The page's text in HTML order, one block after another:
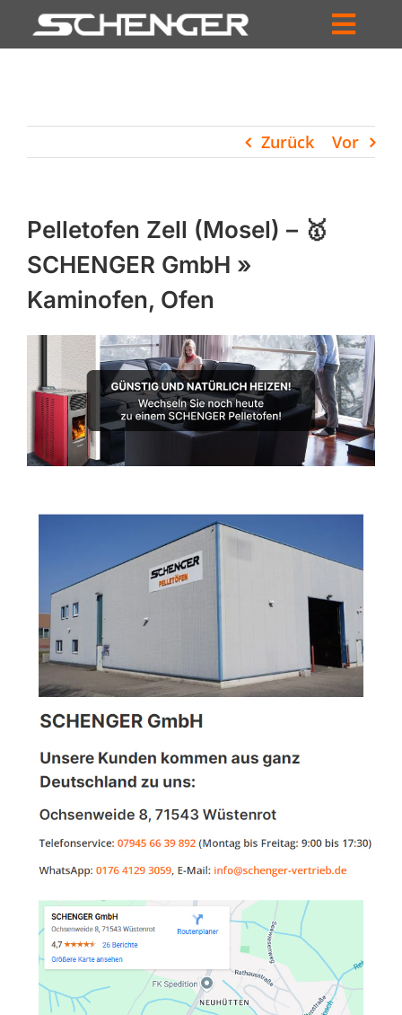
Inhalt
HÄNDLERSUCHE
UNTERNEHMEN
PROFIL
WARENKORB
PRODUCTS
SEARCH
Zurück Vor
Pelletofen Zell (Mosel) – 🥇
SCHENGER GmbH »
Kaminofen, Ofen